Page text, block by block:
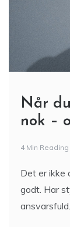
Når
nok –
4 Min Reading
Det er ikke
godt. Har